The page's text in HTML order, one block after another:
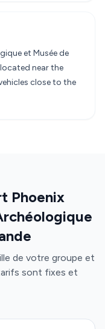
et Musée de
near the
close to the
Phoenix
de votre groupe et
sont fixes et